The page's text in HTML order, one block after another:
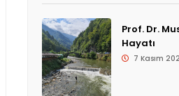
Prof. Dr.
Hayatı
7 Kasım